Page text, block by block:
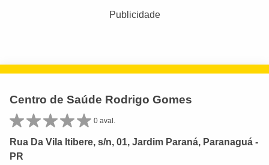
Publicidade
Centro de Saúde Rodrigo Gomes
0 aval.
Rua Da Vila Itibere, s/n, 01, Jardim Paraná, Paranaguá -
PR